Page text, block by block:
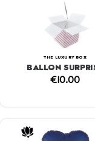
THE LUXURY BOX
BALLON
€10.00